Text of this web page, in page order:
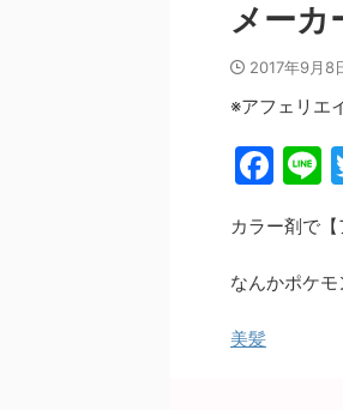
メーカ
2017年9月8
※アフェリエ
F
c
e
e
カラー剤で
なんかポケモ
美髪